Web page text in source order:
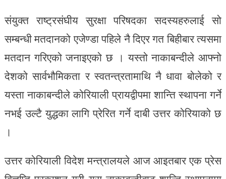
संयुक्त राष्ट्रसंघीय सुरक्षा परिषदका सदस्यहरुलाई सो
सम्बन्धी मतदानको एजेण्डा पहिले नै दिएर गत बिहीबार त्यसमा
मतदान गरिएको जनाइएको छ । यस्तो नाकाबन्दीले आफ्नो
देशको सार्वभौमिकता र स्वतन्त्रतामाथि नै धावा बोलेको र
यस्ता नाकाबन्दीले कोरियाली प्रायद्वीपमा शान्ति स्थापना गर्ने
नभई उल्टै युद्धका लागि प्रेरित गर्ने दाबी उत्तर कोरियाको छ
।
उत्तर कोरियाली विदेश मन्त्रालयले आज आइतबार एक प्रेस